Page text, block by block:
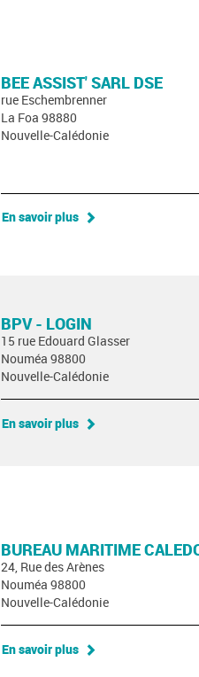
BEE ASSIST' SARL DSE
rue Eschembrenner
La Foa 98880
Nouvelle-Calédonie
En savoir plus
BPV - LOGIN
15 rue Edouard Glasser
Nouméa 98800
Nouvelle-Calédonie
En savoir plus
BUREAU MARITIME
24, Rue des Arènes
Nouméa 98800
Nouvelle-Calédonie
En savoir plus